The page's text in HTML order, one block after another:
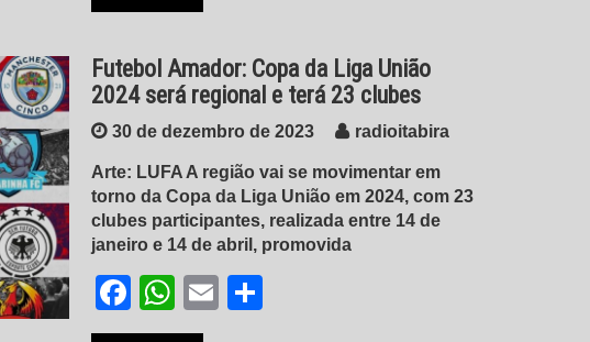
Futebol Amador: Copa da Liga União
2024 será regional e terá 23 clubes
30 de dezembro de 2023 radioitabira
Arte: LUFA A região vai se movimentar em
torno da Copa da Liga União em 2024, com 23
clubes participantes, realizada entre 14 de
janeiro e 14 de abril, promovida
Facebook
WhatsApp
Email